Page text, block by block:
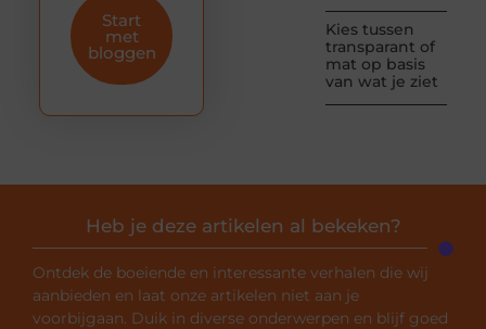
Kies tussen
transparant of
mat op basis
van wat je ziet
Start
met
bloggen
Heb je deze artikelen al bekeken?
Ontdek de boeiende en interessante verhalen die wij
aanbieden en laat onze artikelen niet aan je
voorbijgaan. Duik in diverse onderwerpen en blijf goed